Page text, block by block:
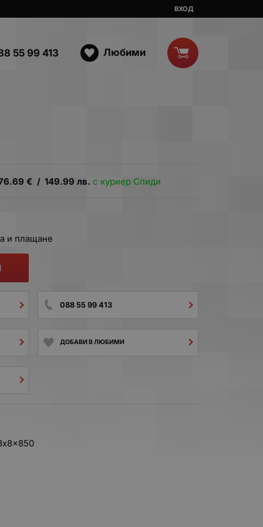
ВХОД
55 99 413 Любими
€ / 149.99 лв. с куриер Спиди
и плащане
088 55 99 413
ДОБАВИ В ЛЮБИМИ